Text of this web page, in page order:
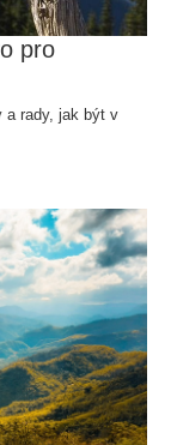
pro
a rady, jak být v